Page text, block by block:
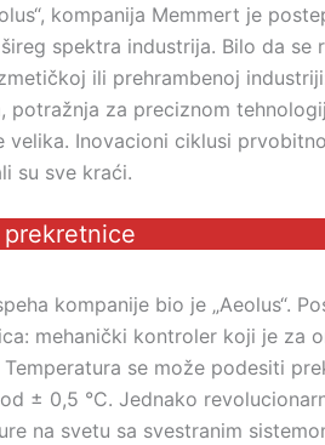
kompanija Memmert je
spektra industrija. Bilo da se
ili prehrambenoj
potražnja za preciznom
velika. Inovacioni ciklusi
su sve kraći.
kompanije bio je „Aeolus“.
mehanički kontroler koji je za
se može podesiti
± 0,5 °C. Jednako
na svetu sa svestranim